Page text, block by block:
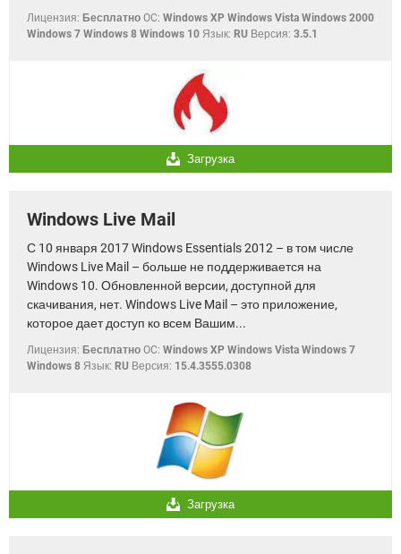
Лицензия: Бесплатно OC: Windows XP Windows Vista Windows 2000
Windows 7 Windows 8 Windows 10 Язык: RU Версия: 3.5.1
Загрузка
Windows Live Mail
С 10 января 2017 Windows Essentials 2012 – в том числе
Windows Live Mail – больше не поддерживается на
Windows 10. Обновленной версии, доступной для
скачивания, нет. Windows Live Mail – это приложение,
которое дает доступ ко всем Вашим...
Лицензия: Бесплатно OC: Windows XP Windows Vista Windows 7
Windows 8 Язык: RU Версия: 15.4.3555.0308
Загрузка